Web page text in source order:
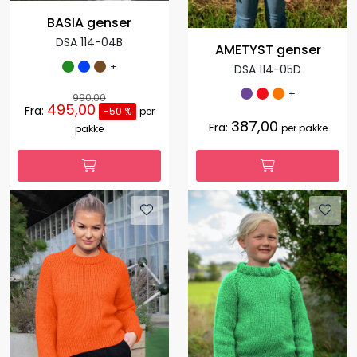
BASIA genser
DSA 114-04B
+
990,00
Fra: 495,00 -50 %
per
pakke
AMETYST genser
DSA 114-05D
+
Fra: 387,00 per pakke